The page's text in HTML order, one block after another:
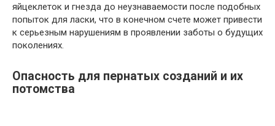
яйцеклеток и гнезда до неузнаваемости после подобных
попыток для ласки, что в конечном счете может привести
к серьезным нарушениям в проявлении заботы о будущих
поколениях.
Опасность для пернатых созданий и их
потомства